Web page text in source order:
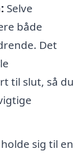
Selve
både
Det
til slut, så du
sig til en